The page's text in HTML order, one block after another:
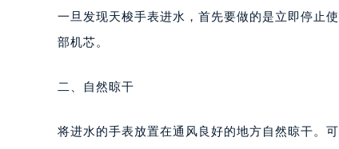
一旦发现天梭手表进水，首先要做的是立即停止
部机芯。
二、自然晾干
将进水的手表放置在通风良好的地方自然晾干。